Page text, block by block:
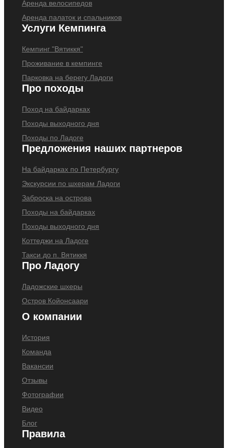
Аренда велосипедов
Аренда палаток и спальников
Услуги Кемпинга
Кемпинг "Вятиккя"
Проживание в кемпинге
Парковка на берегу Ладоги
Про походы
Поход на байдарках
Походы выходного дня
Походы по Ладоге
Предложения наших партнеров
На байдарках по Петербургу
Экскурсии по шхерам Ладоги
Заброска на острова
Походы на байдарках
Походы выходного дня
Коттеджи на Ладоге
Такси до п. Вятиккя
Про Ладогу
Ладожские шхеры
Остров Койонсаари
О компании
История
Команда
Вакансии
Отзывы
Фотографии
Видео
Блог
Правила